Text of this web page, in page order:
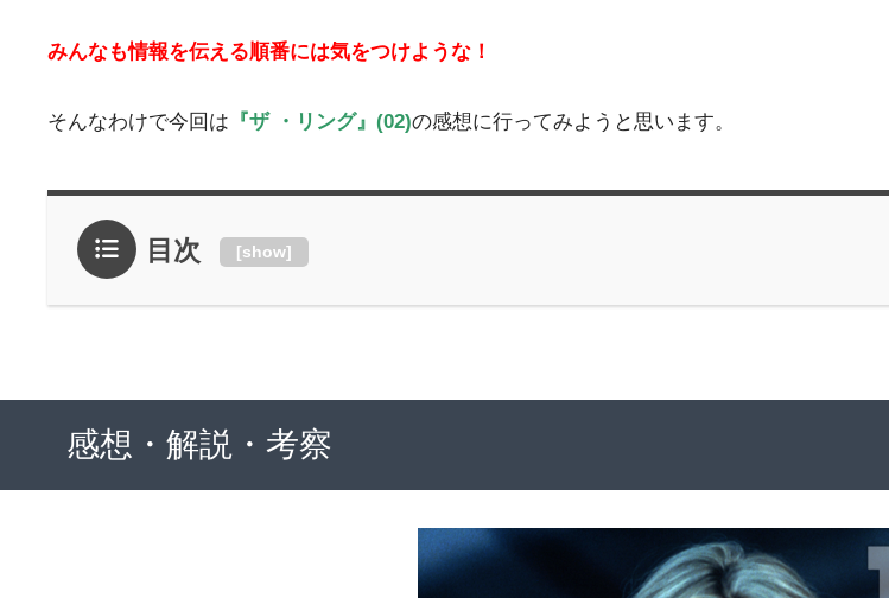
みんなも情報を伝える順番には気をつけような！
そんなわけで今回は 『ザ ・リング』(02)の感想に行ってみようと思います。
目次 [show]
感想・解説・考察